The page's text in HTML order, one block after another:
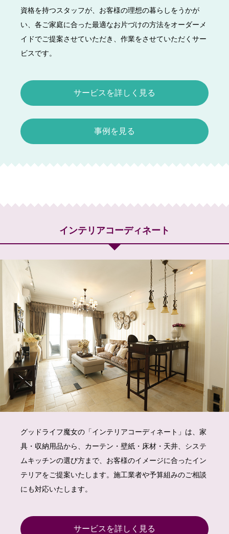
資格を持つスタッフが、お客様の理想の暮らしをうかが
い、各ご家庭に合った最適なお片づけの方法をオーダーメ
イドでご提案させていただき、作業をさせていただくサー
ビスです。
サービスを詳しく見る
事例を見る
インテリアコーディネート
グッドライフ魔女の「インテリアコーディネート」は、家
具・収納用品から、カーテン・壁紙・床材・天井、システ
ムキッチンの選び方まで、お客様のイメージに合ったイン
テリアをご提案いたします。施工業者や予算組みのご相談
にも対応いたします。
サービスを詳しく見る